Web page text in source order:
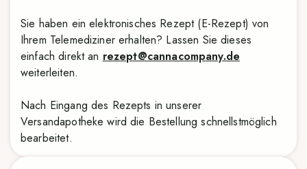
Sie haben ein elektronisches Rezept (E-Rezept) von
Ihrem Telemediziner erhalten? Lassen Sie dieses
einfach direkt an rezept@cannacompany.de
weiterleiten.
Nach Eingang des Rezepts in unserer
Versandapotheke wird die Bestellung schnellstmöglich
bearbeitet.